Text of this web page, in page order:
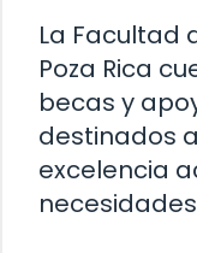
La Facultad
Poza Rica
becas y
destinados
excelencia